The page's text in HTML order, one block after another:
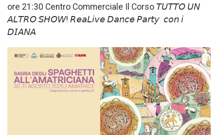
ore 21:30 Centro Commerciale Il Corso 𝘛𝘜𝘛𝘛𝘖 𝘜𝘕
𝘈𝘓𝘛𝘙𝘖 𝘚𝘏𝘖𝘞! 𝘙𝘦𝘢𝘓𝘪𝘷𝘦 𝘋𝘢𝘯𝘤𝘦 𝘗𝘢𝘳𝘵𝘺 𝘤𝘰𝘯 𝘪
𝘋𝘐𝘈𝘕𝘈